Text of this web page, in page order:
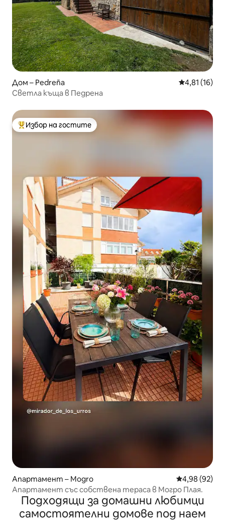
Дом – Pedreña Средна
4,81 (16)
Светла къща в Педрена
Най-популярен избор на гостите
Избор на гостите
Апартамент – Mogro Средна
4,98 (92)
Апартамент със собствена тераса в Могро Плая.
Подходящи за домашни любимци
самостоятелни домове под наем